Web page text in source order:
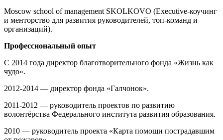
Moscow school of management SKOLKOVO (Executive-коучинг
и менторство для развития руководителей, топ-команд и
организаций).
Профессиональный опыт
С 2014 года директор благотворительного фонда «Жизнь как
чудо».
2012-2014 — директор фонда «Галчонок».
2011-2012 — руководитель проектов по развитию
волонтёрства Федерального института развития образования.
2010 — руководитель проекта «Карта помощи пострадавшим